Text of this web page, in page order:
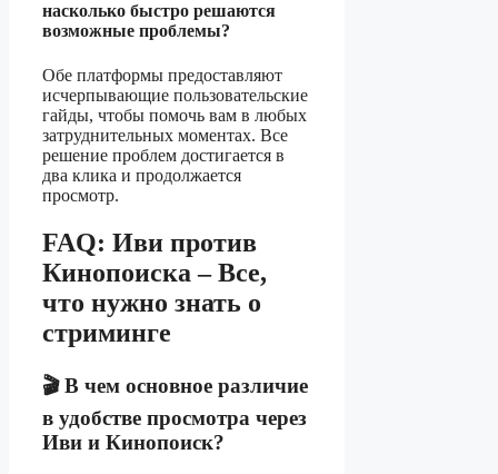
насколько быстро решаются
возможные проблемы?
Обе платформы предоставляют
исчерпывающие пользовательские
гайды, чтобы помочь вам в любых
затруднительных моментах. Все
решение проблем достигается в
два клика и продолжается
просмотр.
FAQ: Иви против
Кинопоиска – Все,
что нужно знать о
стриминге
🎬 В чем основное различие
в удобстве просмотра через
Иви и Кинопоиск?